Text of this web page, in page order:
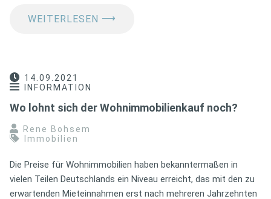
WEITERLESEN ⟶
14.09.2021
INFORMATION
Wo lohnt sich der Wohnimmobilienkauf noch?
Rene Bohsem
Immobilien
Die Preise für Wohnimmobilien haben bekanntermaßen in
vielen Teilen Deutschlands ein Niveau erreicht, das mit den zu
erwartenden Mieteinnahmen erst nach mehreren Jahrzehnten